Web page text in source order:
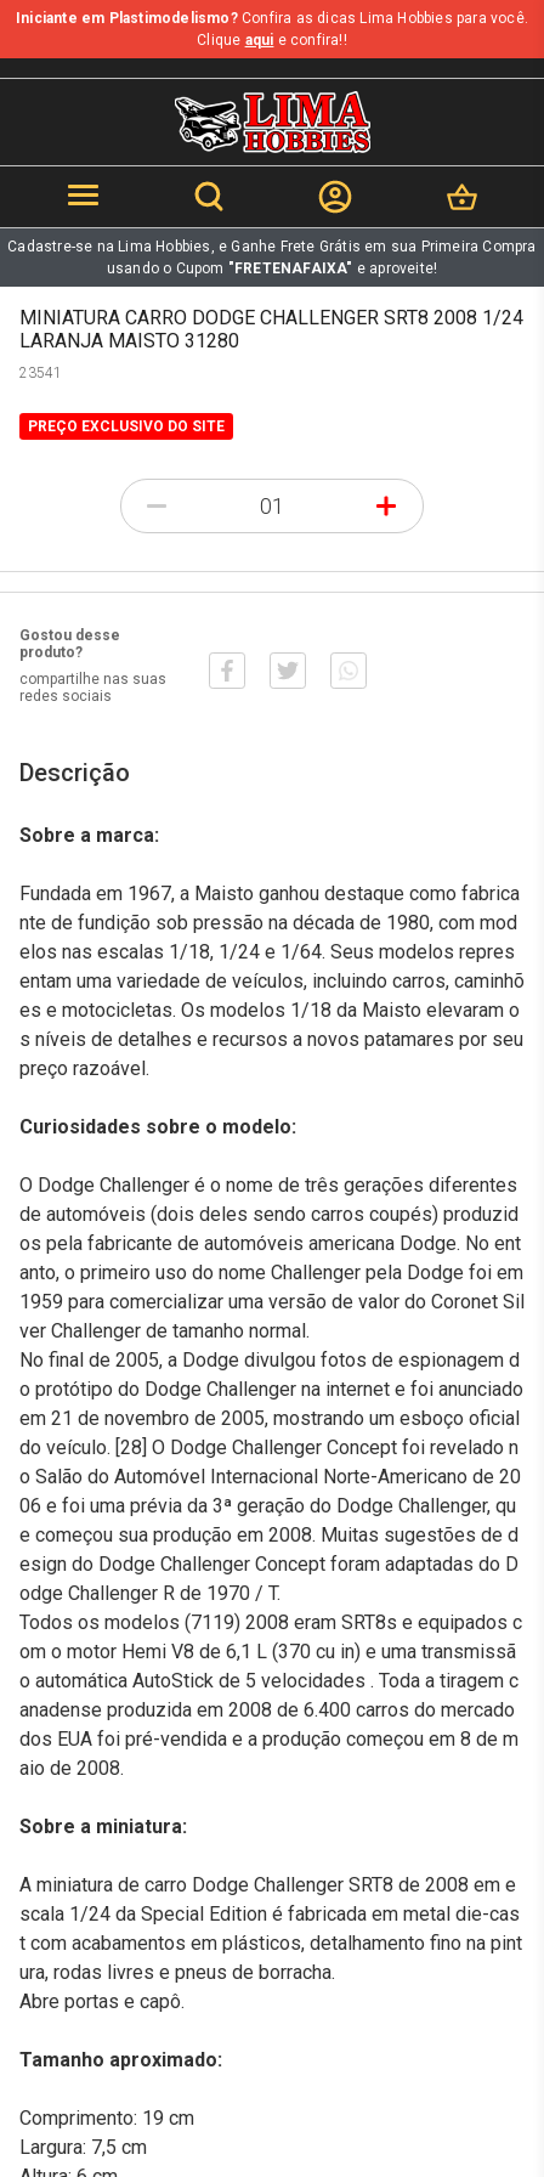
b
Iniciante em Plastimodelismo?Confira as dicas Lima Hobbies para você.
Clique aqui e confira!!
Cadastre-se na Lima Hobbies, e Ganhe Frete Grátis em sua Primeira Compra
usando o Cupom "FRETENAFAIXA" e aproveite!
MINIATURA CARRO DODGE CHALLENGER SRT8 2008 1/24
LARANJA MAISTO 31280
23541
PREÇO EXCLUSIVO DO SITE
- +
Gostou desse
produto?
compartilhe nas suas
redes sociais
Descrição
Sobre a marca:
Fundada em 1967, a Maisto ganhou destaque como fabrica
nte de fundição sob pressão na década de 1980, com mod
elos nas escalas 1/18, 1/24 e 1/64. Seus modelos repres
entam uma variedade de veículos, incluindo carros, caminhõ
es e motocicletas. Os modelos 1/18 da Maisto elevaram o
s níveis de detalhes e recursos a novos patamares por seu
preço razoável.
Curiosidades sobre o modelo:
O Dodge Challenger é o nome de três gerações diferentes
de automóveis (dois deles sendo carros coupés) produzid
os pela fabricante de automóveis americana Dodge. No ent
anto, o primeiro uso do nome Challenger pela Dodge foi em
1959 para comercializar uma versão de valor do Coronet Sil
ver Challenger de tamanho normal.
No final de 2005, a Dodge divulgou fotos de espionagem d
o protótipo do Dodge Challenger na internet e foi anunciado
em 21 de novembro de 2005, mostrando um esboço oficial
do veículo. [28] O Dodge Challenger Concept foi revelado n
o Salão do Automóvel Internacional Norte-Americano de 20
06 e foi uma prévia da 3ª geração do Dodge Challenger, qu
e começou sua produção em 2008. Muitas sugestões de d
esign do Dodge Challenger Concept foram adaptadas do D
odge Challenger R de 1970 / T.
Todos os modelos (7119) 2008 eram SRT8s e equipados c
om o motor Hemi V8 de 6,1 L (370 cu in) e uma transmissã
o automática AutoStick de 5 velocidades . Toda a tiragem c
anadense produzida em 2008 de 6.400 carros do mercado
dos EUA foi pré-vendida e a produção começou em 8 de m
aio de 2008.
Sobre a miniatura:
A miniatura de carro Dodge Challenger SRT8 de 2008 em e
scala 1/24 da Special Edition é fabricada em metal die-cas
t com acabamentos em plásticos, detalhamento fino na pint
ura, rodas livres e pneus de borracha.
Abre portas e capô.
Tamanho aproximado:
Comprimento: 19 cm
Largura: 7,5 cm